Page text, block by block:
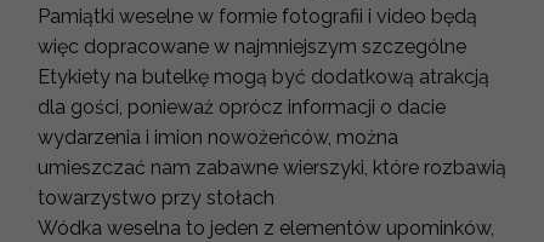
Pamiątki weselne w formie fotografii i video będą
więc dopracowane w najmniejszym szczególne
Etykiety na butelkę mogą być dodatkową atrakcją
dla gości, ponieważ oprócz informacji o dacie
wydarzenia i imion nowożeńców, można
umieszczać nam zabawne wierszyki, które rozbawią
towarzystwo przy stołach
Wódka weselna to jeden z elementów upominków,